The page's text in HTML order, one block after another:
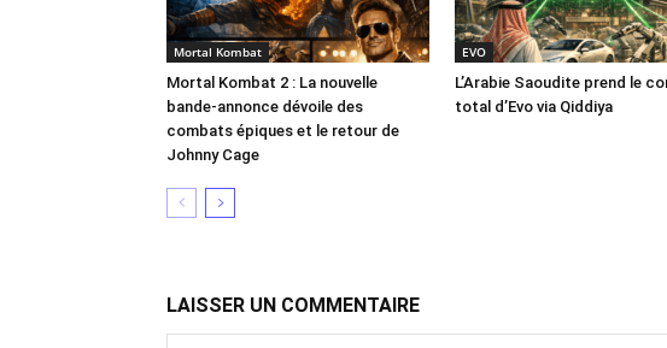
Mortal Kombat
Mortal Kombat 2 : La nouvelle
bande-annonce dévoile des
combats épiques et le retour de
Johnny Cage
EVO
L’Arabie Saoudite prend le
total d’Evo via Qiddiya
LAISSER UN COMMENTAIRE